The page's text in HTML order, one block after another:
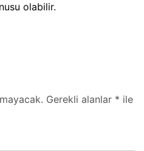
olabilir.
Gerekli alanlar * ile